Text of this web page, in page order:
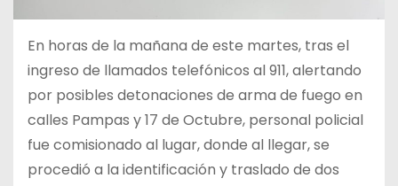
En horas de la mañana de este martes, tras el
ingreso de llamados telefónicos al 911, alertando
por posibles detonaciones de arma de fuego en
calles Pampas y 17 de Octubre, personal policial
fue comisionado al lugar, donde al llegar, se
procedió a la identificación y traslado de dos